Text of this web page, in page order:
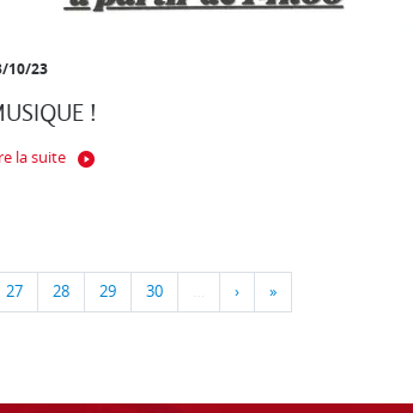
10/23
!
la suite
27 28 29 30 … › »